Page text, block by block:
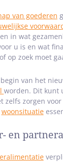
van goederen
in wat
u is en wat
op zoek moet
van het
worden. Dit kunt
zelfs zorgen
woonsituatie
en